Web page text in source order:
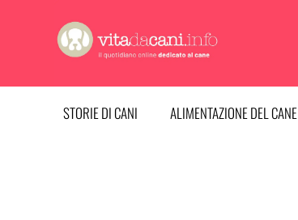
contenuto
STORIE DI CANI ALIMENTAZIONE DEL CANE